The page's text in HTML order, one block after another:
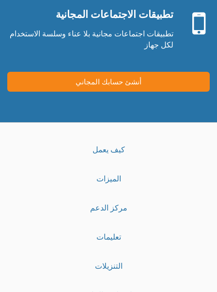
تطبيقات الاجتماعات المجانية
تطبيقات اجتماعات مجانية بلا عناء وسلسة الاستخدام
لكل جهاز
أنشئ حسابك المجاني
كيف يعمل
الميزات
مركز الدعم
تعليمات
التنزيلات